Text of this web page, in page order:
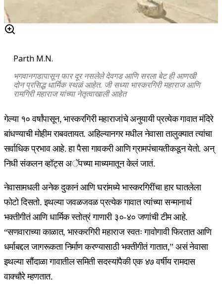
Parth M.N.
भगवानगडापासून फार दूर नसलेले देवगड आणि सरला बेट ही आणखी
दोन प्रसिद्ध धार्मिक स्थळं आहेत. जी सध्या भास्करगिरी महाराज आणि
रामगिरी महाराज यांच्या नेतृत्वाखाली आहेत
गेल्या १० वर्षांपासून, भास्करगिरी महाराजांचे अनुयायी प्रत्येक गावात मंदिरे
बांधण्याची मोहीम राबवतायत. अहिल्यानगर मधील नेवासा तालुक्यात त्यांचा
सर्वाधिक प्रभाव आहे. हा पैसा गावकरी आणि ग्रामपंचायतीकडून येतो. अन्
निधी संकलन व्हॉट्स अॅपच्या माध्यमातून केलं जातं.
नेवासामधली अनेक दुकानं आणि घरांमध्ये भास्करगिरींचा हार घातलेला
फोटो दिसतो. इथल्या जवळजवळ प्रत्येक गावात त्यांच्या सन्मानार्थ
भक्तीगीतं आणि धार्मिक स्तोत्रं गाणारी ३०-४० जणांची टीम आहे.
“सणवाराच्या काळात, भास्करगिरी महाराज स्वतः गावोगावी फिरतात आणि
धर्माबद्दल जागरूकता निर्माण करण्यासाठी भक्तीगीतं गातात,” असं नेवासा
इथल्या सौंदाळा गावातील समिती सदस्यांपैकी एक ४७ वर्षीय रामदास
वाक्चौरे म्हणतात.